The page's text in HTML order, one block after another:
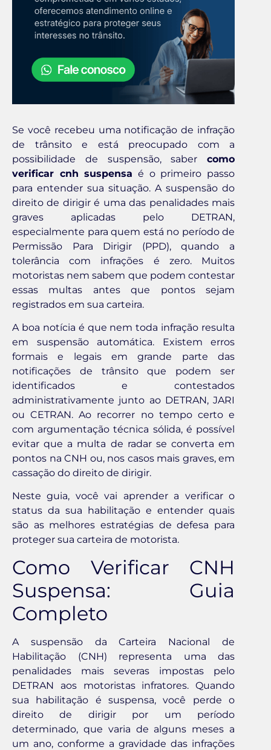
Se você recebeu uma notificação de infração
de trânsito e está preocupado com a
possibilidade de suspensão, saber como
verificar cnh suspensa é o primeiro passo
para entender sua situação. A suspensão do
direito de dirigir é uma das penalidades mais
graves aplicadas pelo DETRAN,
especialmente para quem está no período de
Permissão Para Dirigir (PPD), quando a
tolerância com infrações é zero. Muitos
motoristas nem sabem que podem contestar
essas multas antes que pontos sejam
registrados em sua carteira.
A boa notícia é que nem toda infração resulta
em suspensão automática. Existem erros
formais e legais em grande parte das
notificações de trânsito que podem ser
identificados e contestados
administrativamente junto ao DETRAN, JARI
ou CETRAN. Ao recorrer no tempo certo e
com argumentação técnica sólida, é possível
evitar que a multa de radar se converta em
pontos na CNH ou, nos casos mais graves, em
cassação do direito de dirigir.
Neste guia, você vai aprender a verificar o
status da sua habilitação e entender quais
são as melhores estratégias de defesa para
proteger sua carteira de motorista.
Como Verificar CNH
Suspensa: Guia
Completo
A suspensão da Carteira Nacional de
Habilitação (CNH) representa uma das
penalidades mais severas impostas pelo
DETRAN aos motoristas infratores. Quando
sua habilitação é suspensa, você perde o
direito de dirigir por um período
determinado, que varia de alguns meses a
um ano, conforme a gravidade das infrações